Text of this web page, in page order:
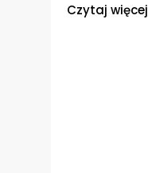
Czytaj więcej